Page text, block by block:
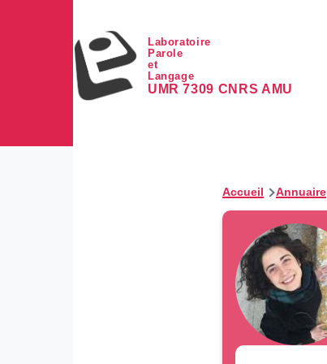
Laboratoire
Parole
et
Langage
UMR 7309 CNRS AMU
Accueil Annuaire